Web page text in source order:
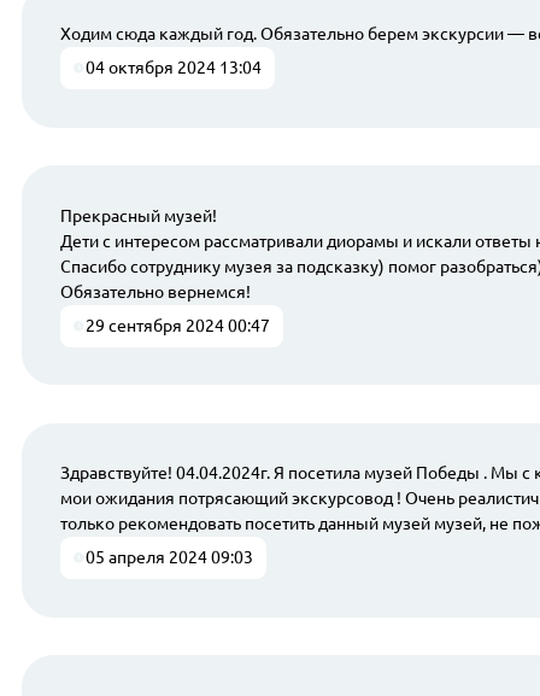
Ходим сюда каждый год. Обязательно берем экскурсии —
04 октября 2024 13:04
Прекрасный музей!
Дети с интересом рассматривали диорамы и искали ответы
Спасибо сотруднику музея за подсказку) помог
Обязательно вернемся!
29 сентября 2024 00:47
Здравствуйте! 04.04.2024г. Я посетила музей Победы . Мы
мои ожидания потрясающий экскурсовод ! Очень
только рекомендовать посетить данный музей музей, не
05 апреля 2024 09:03